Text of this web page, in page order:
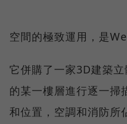
空間的極致運用，是
它併購了一家3D建築
的某一樓層進行逐一掃
和位置，空調和消防所